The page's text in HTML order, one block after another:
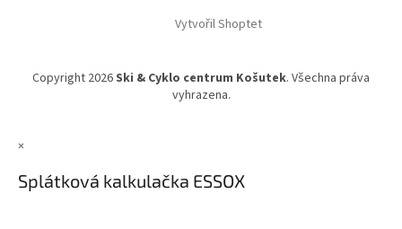
Vytvořil Shoptet
Copyright 2026Ski & Cyklo centrum Košutek. Všechna práva
vyhrazena.
×
Splátková kalkulačka ESSOX